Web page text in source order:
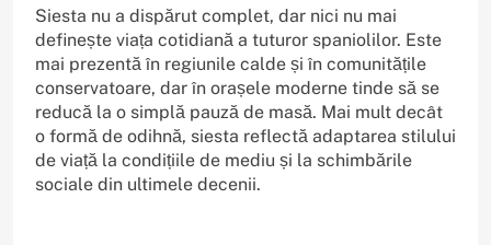
Siesta nu a dispărut complet, dar nici nu mai
definește viața cotidiană a tuturor spaniolilor. Este
mai prezentă în regiunile calde și în comunitățile
conservatoare, dar în orașele moderne tinde să se
reducă la o simplă pauză de masă. Mai mult decât
o formă de odihnă, siesta reflectă adaptarea stilului
de viață la condițiile de mediu și la schimbările
sociale din ultimele decenii.